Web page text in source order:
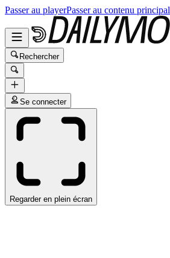
Passer au playerPasser au contenu principal
Rechercher
Se connecter
Regarder en plein écran